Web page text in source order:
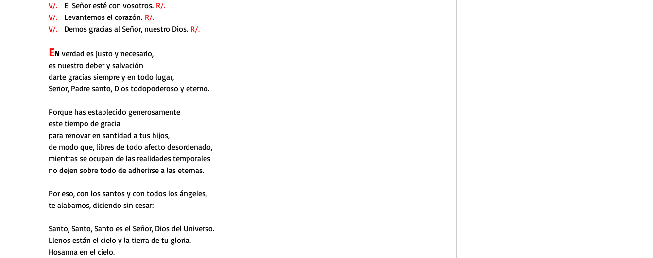
V/. El Señor esté con vosotros. R/.
V/. Levantemos el corazón. R/.
V/.
Demos gracias al Señor, nuestro Dios. R/.
EN verdad es justo y necesario,
es nuestro deber y salvación
darte gracias siempre y en todo lugar,
Señor, Padre santo, Dios todopoderoso y eterno.
Porque has establecido generosamente
este tiempo de gracia
para renovar en santidad a tus hijos,
de modo que, libres de todo afecto desordenado,
mientras se ocupan de las realidades temporales
no dejen sobre todo de adherirse a las eternas.
Por eso, con los santos y con todos los ángeles,
te alabamos, diciendo sin cesar:
Santo, Santo, Santo es el Señor, Dios del Universo.
Llenos están el cielo y la tierra de tu gloria.
Hosanna en el cielo.